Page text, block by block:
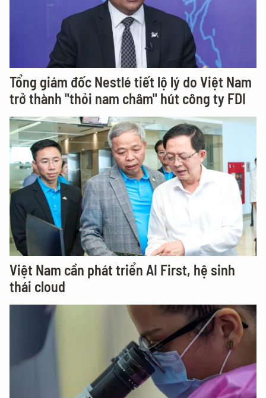
Tổng giám đốc Nestlé tiết lộ lý do Việt Nam
trở thành "thỏi nam châm" hút công ty FDI
Việt Nam cần phát triển AI First, hệ sinh
thái cloud